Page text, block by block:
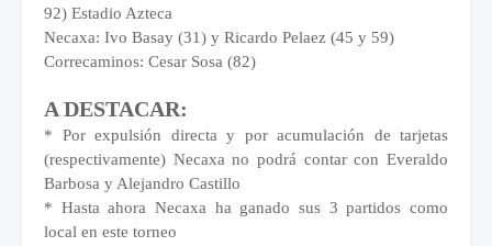
92) Estadio Azteca
Necaxa: Ivo Basay (31) y Ricardo Pelaez (45 y 59)
Correcaminos: Cesar Sosa (82)
A DESTACAR:
* Por expulsión directa y por acumulación de tarjetas
(respectivamente) Necaxa no podrá contar con Everaldo
Barbosa y Alejandro Castillo
* Hasta ahora Necaxa ha ganado sus 3 partidos como
local en este torneo